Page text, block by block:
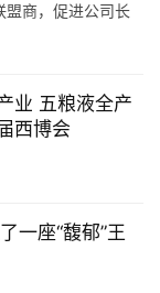
盟商，促进公司长
盟提供给加盟商
李渡股价，首批…
业 五粮液全产
西博会
一座“馥郁”王